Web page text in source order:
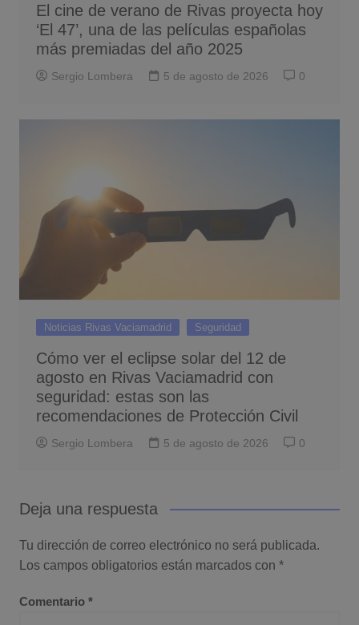
El cine de verano de Rivas proyecta hoy
‘El 47’, una de las películas españolas
más premiadas del año 2025
Sergio Lombera 5 de agosto de 2026 0
Noticias Rivas Vaciamadrid Seguridad
Cómo ver el eclipse solar del 12 de
agosto en Rivas Vaciamadrid con
seguridad: estas son las
recomendaciones de Protección Civil
Sergio Lombera 5 de agosto de 2026 0
Deja una respuesta
Tu dirección de correo electrónico no será publicada.
Los campos obligatorios están marcados con *
Comentario *